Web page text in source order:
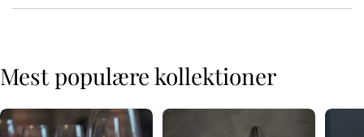
Mest populære kollektioner